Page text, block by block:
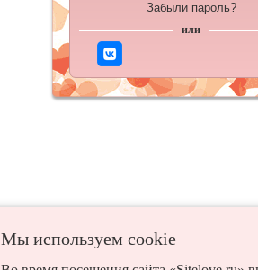
Мы используем сookie
Забыли пароль?
или